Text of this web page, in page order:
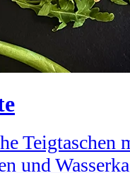
und